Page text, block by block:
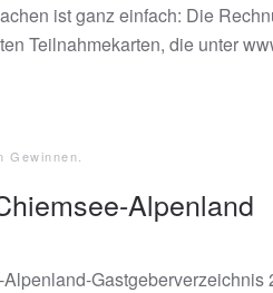
ist ganz einfach: Die
Teilnahmekarten, die unter
Gewinnen
Alpenland